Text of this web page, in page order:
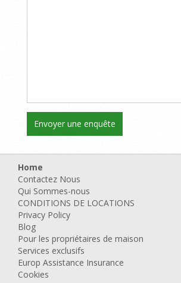
Home
Contactez Nous
Qui Sommes-nous
CONDITIONS DE LOCATIONS
Privacy Policy
Blog
Pour les propriétaires de maison
Services exclusifs
Europ Assistance Insurance
Cookies